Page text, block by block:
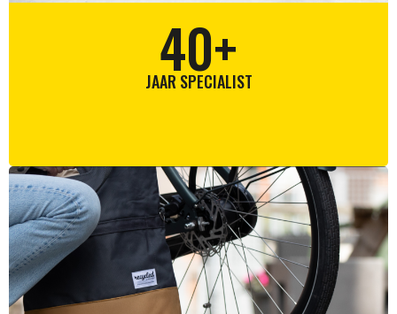
40+
JAAR SPECIALIST